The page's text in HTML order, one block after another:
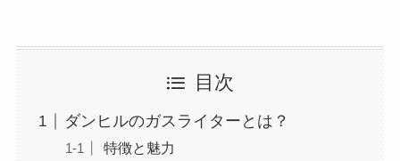
目次
ダンヒルのガスライターとは？
特徴と魅力